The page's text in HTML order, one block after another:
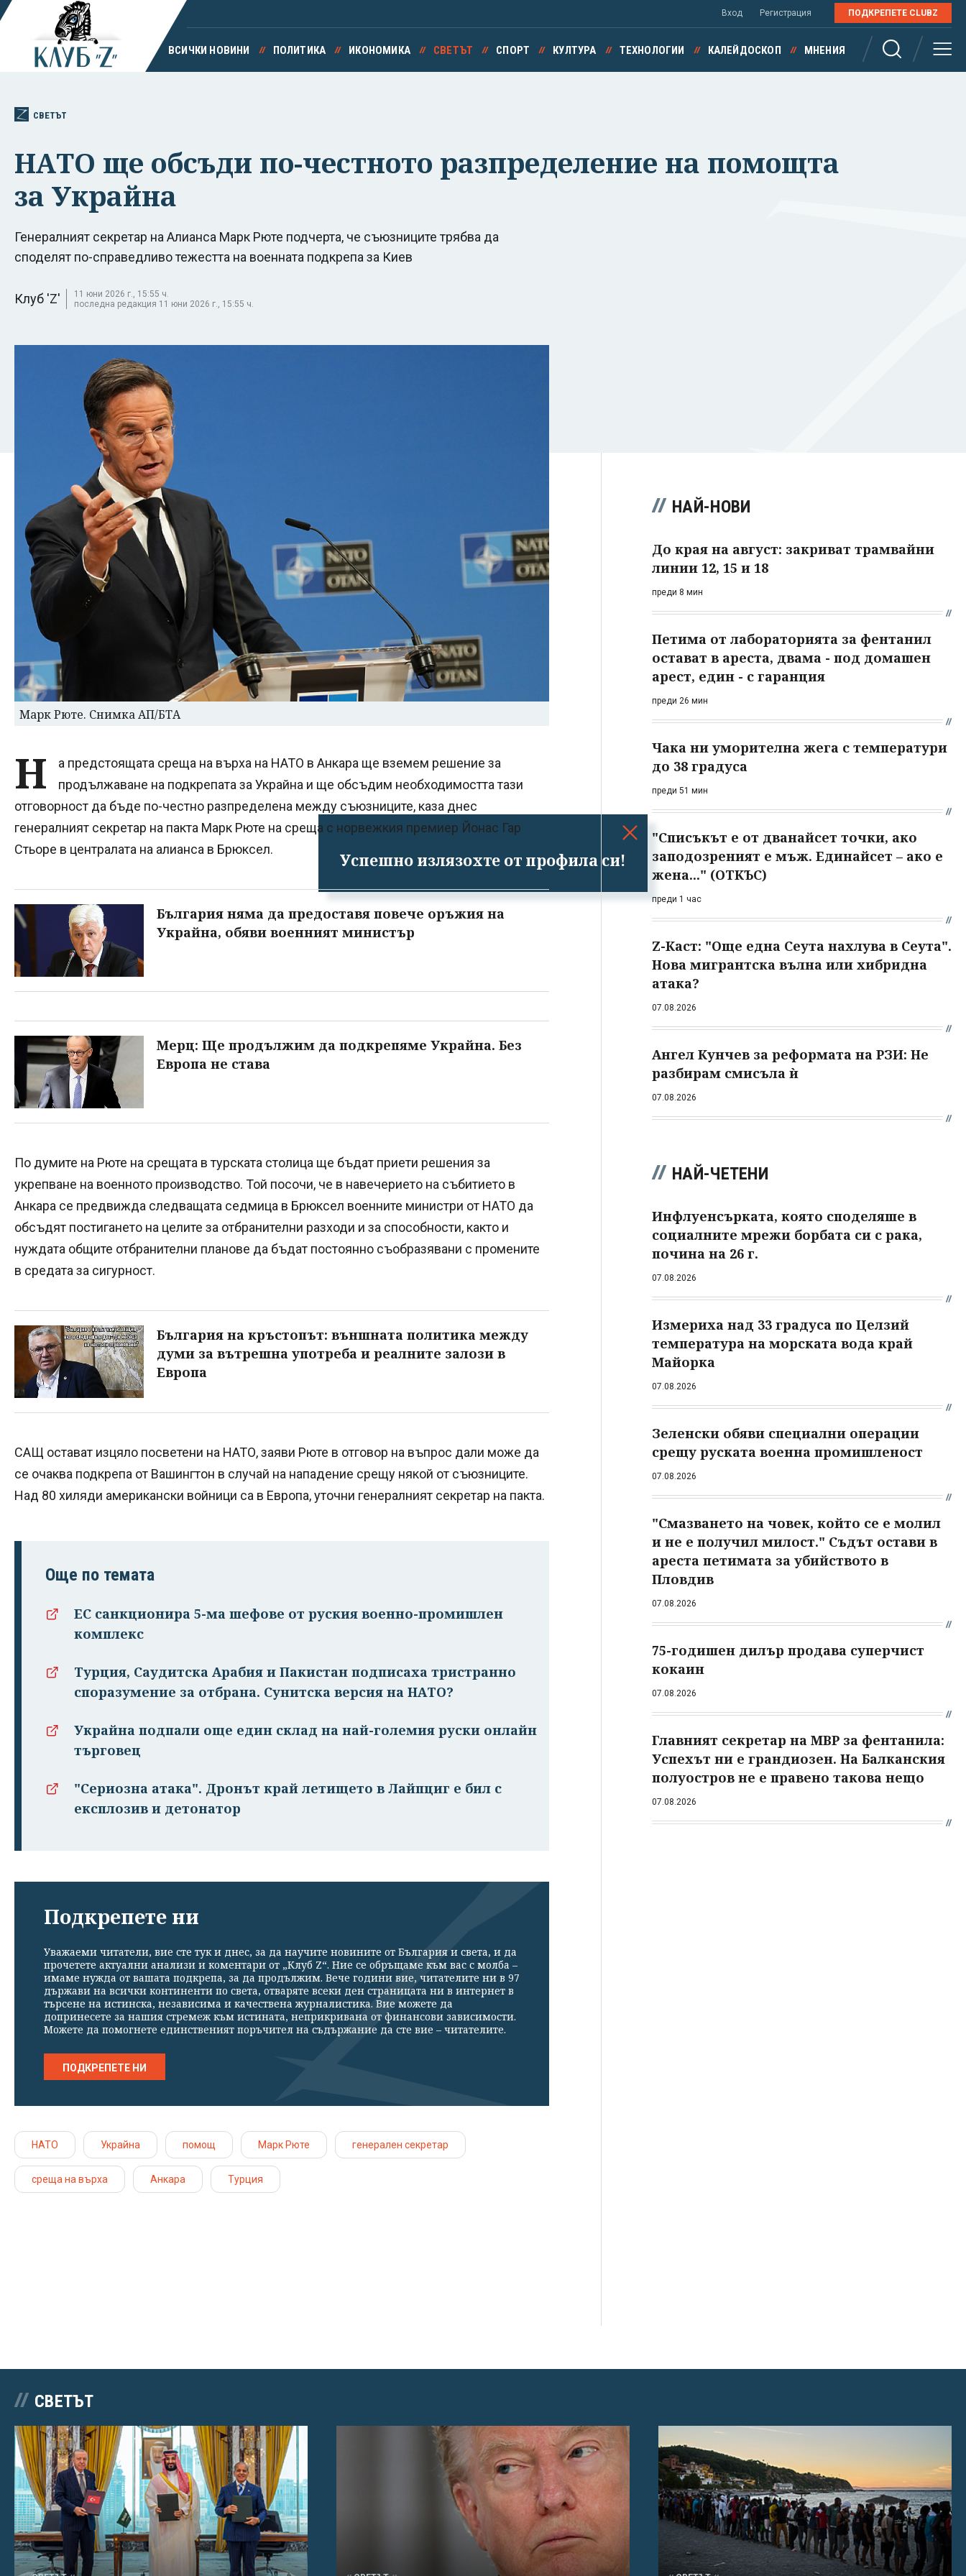
Успешно излязохте от профила си!
Вход Регистрация ПОДКРЕПЕТЕ CLUBZ
ВСИЧКИ НОВИНИ ПОЛИТИКА ИКОНОМИКА СВЕТЪТ СПОРТ КУЛТУРА ТЕХНОЛОГИИ КАЛЕЙДОСКОП МНЕНИЯ
СВЕТЪТ
НАТО ще обсъди по-честното разпределение на помощта
за Украйна
Генералният секретар на Алианса Марк Рюте подчерта, че съюзниците трябва да
споделят по-справедливо тежестта на военната подкрепа за Киев
Клуб 'Z'
11 юни 2026 г., 15:55 ч.
последна редакция 11 юни 2026 г., 15:55 ч.
Марк Рюте. Снимка АП/БТА
Н
а предстоящата среща на върха на НАТО в Анкара ще вземем решение за
продължаване на подкрепата за Украйна и ще обсъдим необходимостта тази
отговорност да бъде по-честно разпределена между съюзниците, каза днес
генералният секретар на пакта Марк Рюте на среща с норвежкия премиер Йонас Гар
Стьоре в централата на алианса в Брюксел.
България няма да предоставя повече оръжия на
Украйна, обяви военният министър
Мерц: Ще продължим да подкрепяме Украйна. Без
Европа не става
По думите на Рюте на срещата в турската столица ще бъдат приети решения за
укрепване на военното производство. Той посочи, че в навечерието на събитието в
Анкара се предвижда следващата седмица в Брюксел военните министри от НАТО да
обсъдят постигането на целите за отбранителни разходи и за способности, както и
нуждата общите отбранителни планове да бъдат постоянно съобразявани с промените
в средата за сигурност.
България на кръстопът: външната политика между
думи за вътрешна употреба и реалните залози в
Европа
САЩ остават изцяло посветени на НАТО, заяви Рюте в отговор на въпрос дали може да
се очаква подкрепа от Вашингтон в случай на нападение срещу някой от съюзниците.
Над 80 хиляди американски войници са в Европа, уточни генералният секретар на пакта.
Още по темата
ЕС санкционира 5-ма шефове от руския военно-промишлен
комплекс
Турция, Саудитска Арабия и Пакистан подписаха тристранно
споразумение за отбрана. Сунитска версия на НАТО?
Украйна подпали още един склад на най-големия руски онлайн
търговец
"Сериозна атака". Дронът край летището в Лайпциг е бил с
експлозив и детонатор
Подкрепете ни
Уважаеми читатели, вие сте тук и днес, за да научите новините от България и света, и да
прочетете актуални анализи и коментари от „Клуб Z“. Ние се обръщаме към вас с молба –
имаме нужда от вашата подкрепа, за да продължим. Вече години вие, читателите ни в 97
държави на всички континенти по света, отваряте всеки ден страницата ни в интернет в
търсене на истинска, независима и качествена журналистика. Вие можете да
допринесете за нашия стремеж към истината, неприкривана от финансови зависимости.
Можете да помогнете единственият поръчител на съдържание да сте вие – читателите.
ПОДКРЕПЕТЕ НИ
НАТО Украйна помощ Марк Рюте генерален секретар
среща на върха Анкара Турция
НАЙ-НОВИ
До края на август: закриват трамвайни
линии 12, 15 и 18
преди 8 мин
Петима от лабораторията за фентанил
остават в ареста, двама - под домашен
арест, един - с гаранция
преди 26 мин
Чака ни уморителна жега с температури
до 38 градуса
преди 51 мин
"Списъкът е от дванайсет точки, ако
заподозреният е мъж. Единайсет – ако е
жена..." (ОТКЪС)
преди 1 час
Z-Каст: "Още една Сеута нахлува в Сеута".
Нова мигрантска вълна или хибридна
атака?
07.08.2026
Ангел Кунчев за реформата на РЗИ: Не
разбирам смисъла ѝ
07.08.2026
НАЙ-ЧЕТЕНИ
Инфлуенсърката, която споделяше в
социалните мрежи борбата си с рака,
почина на 26 г.
07.08.2026
Измериха над 33 градуса по Целзий
температура на морската вода край
Майорка
07.08.2026
Зеленски обяви специални операции
срещу руската военна промишленост
07.08.2026
"Смазването на човек, който се е молил
и не е получил милост." Съдът остави в
ареста петимата за убийството в
Пловдив
07.08.2026
75-годишен дилър продава суперчист
кокаин
07.08.2026
Главният секретар на МВР за фентанила:
Успехът ни е грандиозен. На Балканския
полуостров не е правено такова нещо
07.08.2026
СВЕТЪТ